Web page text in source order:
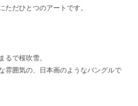
ただひとつのアートです。
るで桜吹雪。
雰囲気の、日本画のようなバングルで